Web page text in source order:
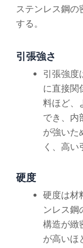
ステンレス鋼
する。
引張強さ
引張強度
に直接関
料ほど、
でき、内
が強いた
く、高い
硬度
硬度は材
ンレス鋼
構造が緻
が高いほ